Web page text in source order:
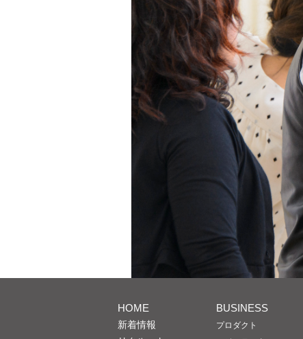
HOME
新着情報
BUSINESS
プロダクト